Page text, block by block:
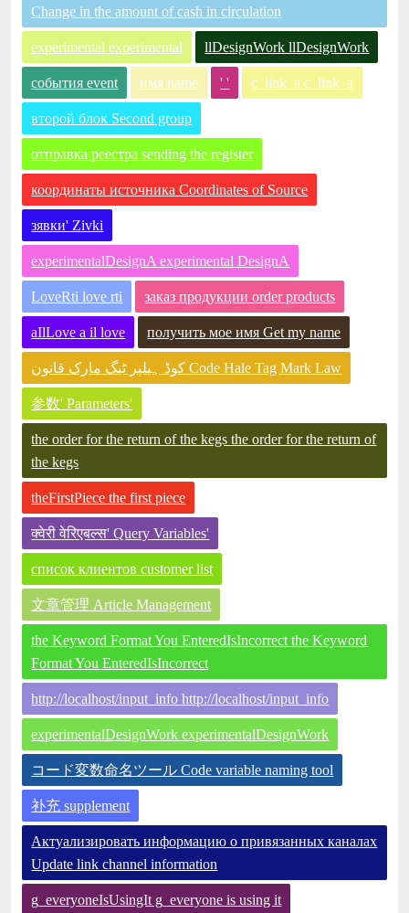
Change in the amount of cash in circulation
experimental experimental llDesignWork llDesignWork
события event имя name ' ' c_link_a c_link_a
второй блок Second group
отправка реестра sending the register
координаты источника Coordinates of Source
зявки' Zivki
experimentalDesignA experimental DesignA
LoveRti love rti заказ продукции order products
aIlLove a il love получить мое имя Get my name
کوڈ ہیلپر ٹیگ مارک قانون Code Hale Tag Mark Law
参数' Parameters'
the order for the return of the kegs the order for the return of
the kegs
theFirstPiece the first piece
क्वेरी वेरिएबल्स' Query Variables'
список клиентов customer list
文章管理 Article Management
the Keyword Format You EnteredIsIncorrect the Keyword
Format You EnteredIsIncorrect
http://localhost/input_info http://localhost/input_info
experimentalDesignWork experimentalDesignWork
コード変数命名ツール Code variable naming tool
补充 supplement
Актуализировать информацию о привязанных каналах
Update link channel information
g_everyoneIsUsingIt g_everyone is using it